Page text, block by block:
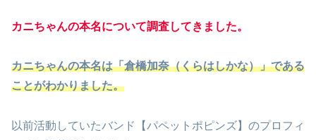
カニちゃんの本名について調査してきました。
カニちゃんの本名は「倉橋加奈（くらはしかな）」である
ことがわかりました。
以前活動していたバンド【パペットポピンズ】のプロフィ